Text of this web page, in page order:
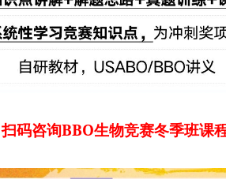
扫码咨询BBO生物竞赛冬季班课